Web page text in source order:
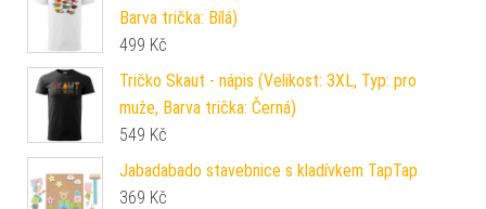
Barva trička: Bílá)
499 Kč
Tričko Skaut - nápis (Velikost: 3XL, Typ: pro
muže, Barva trička: Černá)
549 Kč
Jabadabado stavebnice s kladívkem TapTap
369 Kč